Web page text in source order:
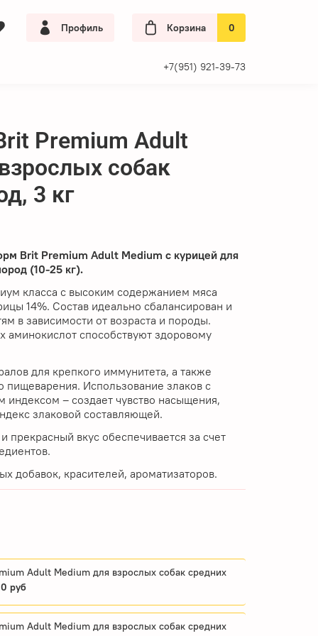
Профиль Корзина 0
+7(951) 921-39-73
Premium Adult
3 кг
для взрослых собак средних
руб
для взрослых собак средних
Brit Premium Adult Medium с курицей для
(10-25 кг).
класса с высоким содержанием мяса
14%. Состав идеально сбалансирован и
в зависимости от возраста и породы.
способствуют здоровому
для крепкого иммунитета, а также
пищеварения. Использование злаков с
индексом – создает чувство насыщения,
злаковой составляющей.
прекрасный вкус обеспечивается за счет
добавок, красителей, ароматизаторов.